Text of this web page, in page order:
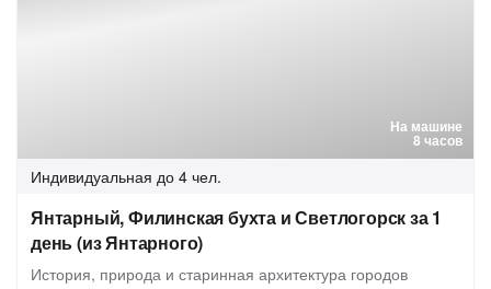
На машине
8 часов
Индивидуальная до 4 чел.
Янтарный, Филинская бухта и Светлогорск за 1
день (из Янтарного)
История, природа и старинная архитектура городов